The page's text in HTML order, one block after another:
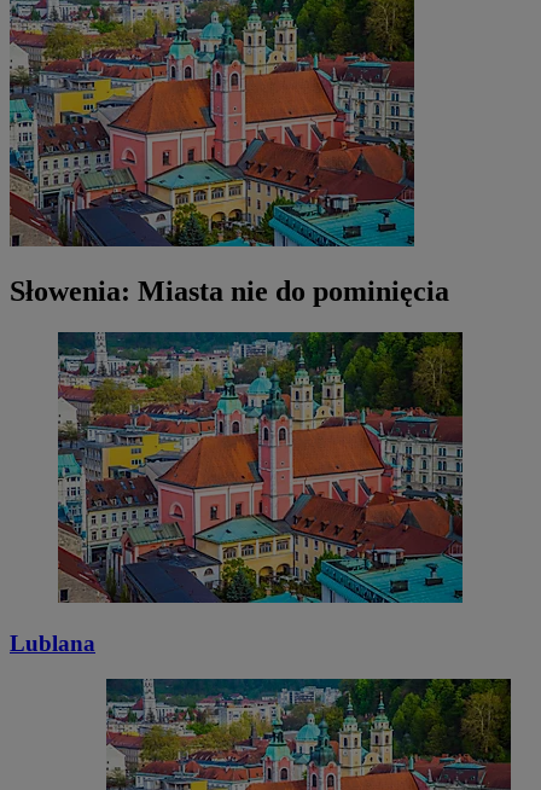
Słowenia: Miasta nie do pominięcia
Lublana